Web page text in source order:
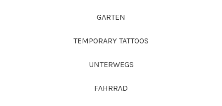
GARTEN
TEMPORARY TATTOOS
UNTERWEGS
FAHRRAD